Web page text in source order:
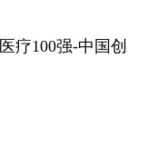
疗100强-中国创